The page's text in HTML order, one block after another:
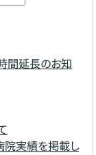
間延長のお知
院実績を掲載し